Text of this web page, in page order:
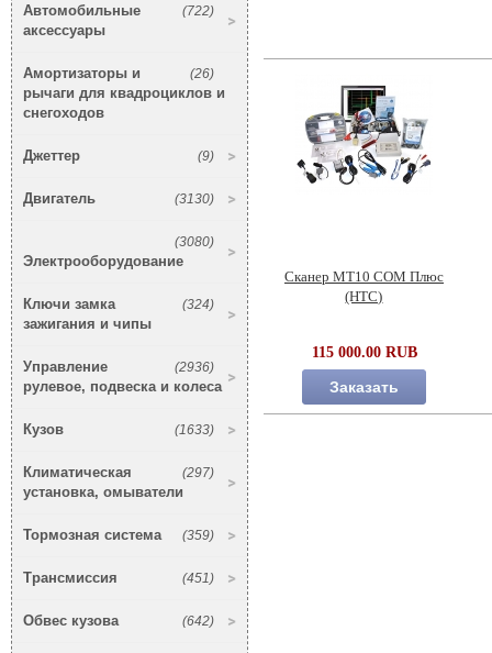
(722)
Автомобильные
аксессуары
(26)
Амортизаторы и
рычаги для квадроциклов и
снегоходов
(9)
Джеттер
(3130)
Двигатель
(3080)
Электрооборудование
(324)
Ключи замка
зажигания и чипы
(2936)
Управление
рулевое, подвеска и колеса
(1633)
Кузов
(297)
Климатическая
установка, омыватели
(359)
Тормозная система
(451)
Трансмиссия
(642)
Обвес кузова
Сканер МТ10 COM Плюс
(НТС)
115 000.00 RUB
Заказать